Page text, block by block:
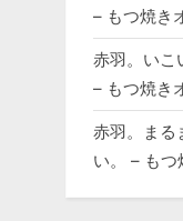
– もつ焼き
赤羽。いこ
– もつ焼き
赤羽。まる
い。 – もつ